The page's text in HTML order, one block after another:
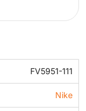
FV5951-111
Nike